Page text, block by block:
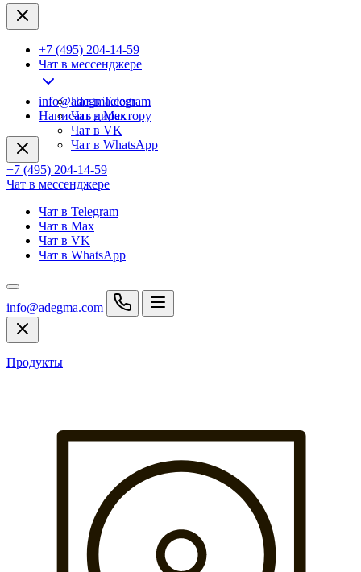
+7 (495) 204-14-59
Чат в мессенджере
Чат в Telegram
Чат в Max
Чат в VK
Чат в WhatsApp
info@adegma.com
Написать директору
+7 (495) 204-14-59
Чат в мессенджере
Чат в Telegram
Чат в Max
Чат в VK
Чат в WhatsApp
info@adegma.com
Продукты